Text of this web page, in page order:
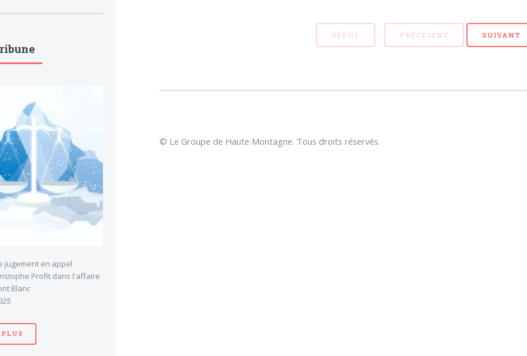
DÉBUT PRÉCÉDENT SUIVANT
© Le Groupe de Haute Montagne. Tous droits réservés.
jugement en appel
Profit dans l'affaire
Blanc
PLUS